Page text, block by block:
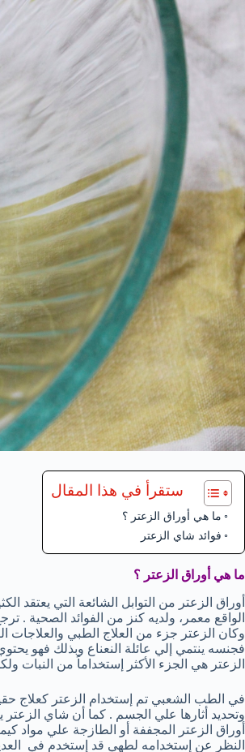
ستقرأ في هذا المقال
ما هي أوراق الزعتر ؟
فوائد شاي الزعتر
ما هي أوراق الزعتر ؟
أوراق الزعتر من التوابل الشائعة التي
الواقع معمر، ولديه كنز من الفوائد الصحية .
وكان الزعتر جزء من العلاج الطبي والعلاجات
فجنسه ينتمي إلي عائلة النعناع وبذلك فهو
الزعتر هي الجزء الأكثر إستخداماً من النبات
في الطب الشعبي تم إستخدام الزعتر كعلاج
وتحديد أثارها علي الجسم . كما أن شاي
أوراق الزعتر المجففة أو الطازجة علي مواد
النظر عن إستخدامه لطهي قد إستخدم في